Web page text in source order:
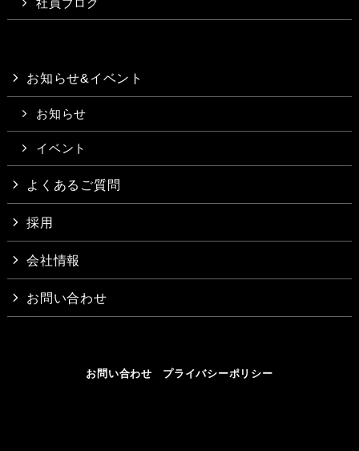
社員ブログ
お知らせ&イベント
お知らせ
イベント
よくあるご質問
採用
会社情報
お問い合わせ
お問い合わせ プライバシーポリシー